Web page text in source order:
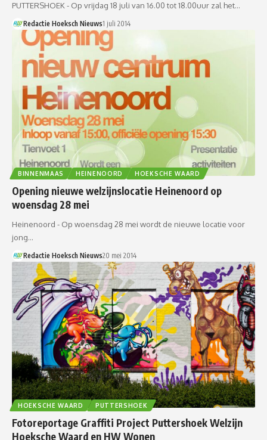
PUTTERSHOEK - Op vrijdag 18 juli van 16.00 tot 18.00uur zal het…
Redactie Hoeksch Nieuws1 juli 2014
BINNENMAAS HEINENOORD HOEKSCHE WAARD
Opening nieuwe welzijnslocatie Heinenoord op
woensdag 28 mei
Heinenoord - Op woensdag 28 mei wordt de nieuwe locatie voor
jong…
Redactie Hoeksch Nieuws20 mei 2014
HOEKSCHE WAARD PUTTERSHOEK
Fotoreportage Graffiti Project Puttershoek Welzijn
Hoeksche Waard en HW Wonen